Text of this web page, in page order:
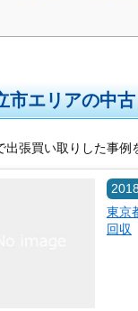
市エリアの中
出張買い取りした事例
東京
回収